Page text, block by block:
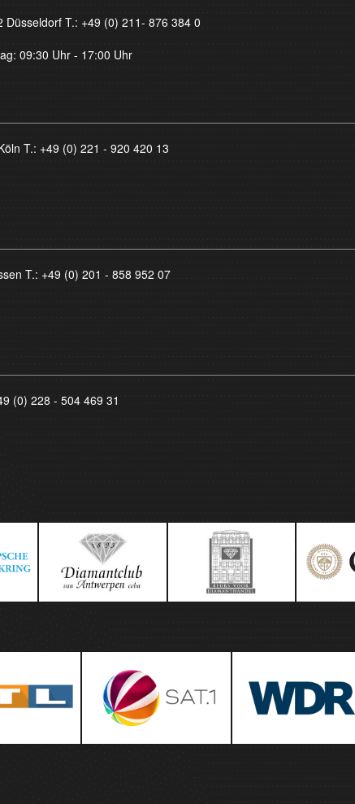
Düsseldorf T.: +49 (0) 211- 876 384 0
09:30 Uhr - 17:00 Uhr
T.: +49 (0) 221 - 920 420 13
T.: +49 (0) 201 - 858 952 07
(0) 228 - 504 469 31